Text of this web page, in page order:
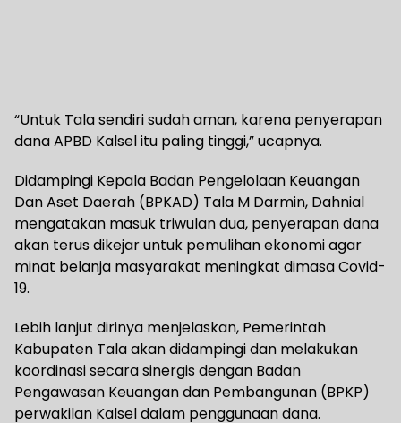
“Untuk Tala sendiri sudah aman, karena penyerapan
dana APBD Kalsel itu paling tinggi,” ucapnya.
Didampingi Kepala Badan Pengelolaan Keuangan
Dan Aset Daerah (BPKAD) Tala M Darmin, Dahnial
mengatakan masuk triwulan dua, penyerapan dana
akan terus dikejar untuk pemulihan ekonomi agar
minat belanja masyarakat meningkat dimasa Covid-
19.
Lebih lanjut dirinya menjelaskan, Pemerintah
Kabupaten Tala akan didampingi dan melakukan
koordinasi secara sinergis dengan Badan
Pengawasan Keuangan dan Pembangunan (BPKP)
perwakilan Kalsel dalam penggunaan dana.